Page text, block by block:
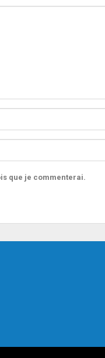
que je commenterai.